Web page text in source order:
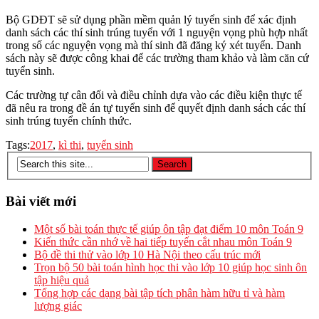
Bộ GDĐT sẽ sử dụng phần mềm quản lý tuyển sinh để xác định
danh sách các thí sinh trúng tuyển với 1 nguyện vọng phù hợp nhất
trong số các nguyện vọng mà thí sinh đã đăng ký xét tuyển. Danh
sách này sẽ được công khai để các trường tham khảo và làm căn cứ
tuyển sinh.
Các trường tự cân đối và điều chỉnh dựa vào các điều kiện thực tế
đã nêu ra trong đề án tự tuyển sinh để quyết định danh sách các thí
sinh trúng tuyển chính thức.
Tags:2017, kì thi, tuyển sinh
Bài viết mới
Một số bài toán thực tế giúp ôn tập đạt điểm 10 môn Toán 9
Kiến thức cần nhớ về hai tiếp tuyến cắt nhau môn Toán 9
Bộ đề thi thử vào lớp 10 Hà Nội theo cấu trúc mới
Trọn bộ 50 bài toán hình học thi vào lớp 10 giúp học sinh ôn
tập hiệu quả
Tổng hợp các dạng bài tập tích phân hàm hữu tỉ và hàm
lượng giác